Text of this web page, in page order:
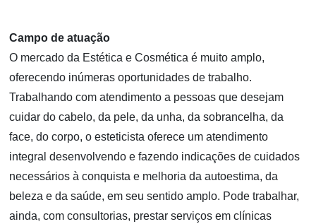
Campo de atuação
O mercado da Estética e Cosmética é muito amplo,
oferecendo inúmeras oportunidades de trabalho.
Trabalhando com atendimento a pessoas que desejam
cuidar do cabelo, da pele, da unha, da sobrancelha, da
face, do corpo, o esteticista oferece um atendimento
integral desenvolvendo e fazendo indicações de cuidados
necessários à conquista e melhoria da autoestima, da
beleza e da saúde, em seu sentido amplo. Pode trabalhar,
ainda, com consultorias, prestar serviços em clínicas